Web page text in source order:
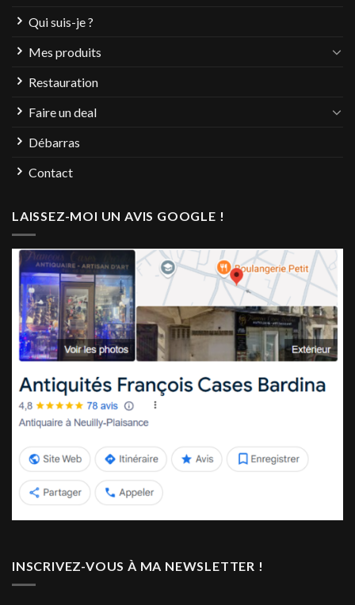
Qui suis-je ?
Mes produits
Restauration
Faire un deal
Débarras
Contact
LAISSEZ-MOI UN AVIS GOOGLE !
INSCRIVEZ-VOUS À MA NEWSLETTER !